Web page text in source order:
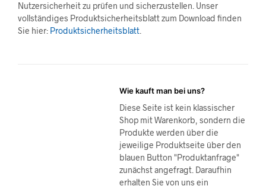
Nutzersicherheit zu prüfen und sicherzustellen. Unser
vollständiges Produktsicherheitsblatt zum Download finden
Sie hier: Produktsicherheitsblatt
Wie kauft man bei uns?
Diese Seite ist kein klassischer
Shop mit Warenkorb, sondern die
Produkte werden über die
jeweilige Produktseite über den
blauen Button "Produktanfrage"
zunächst angefragt. Daraufhin
erhalten Sie von uns ein